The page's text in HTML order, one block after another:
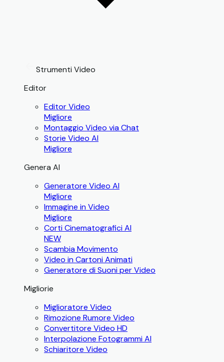
Strumenti Video
Editor
Editor Video
Migliore
Montaggio Video via Chat
Storie Video AI
Migliore
Genera AI
Generatore Video AI
Migliore
Immagine in Video
Migliore
Corti Cinematografici AI
NEW
Scambia Movimento
Video in Cartoni Animati
Generatore di Suoni per Video
Migliorie
Miglioratore Video
Rimozione Rumore Video
Convertitore Video HD
Interpolazione Fotogrammi AI
Schiaritore Video